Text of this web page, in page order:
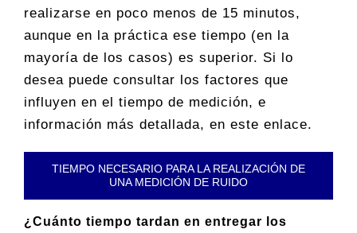
realizarse en poco menos de 15 minutos,
aunque en la práctica ese tiempo (en la
mayoría de los casos) es superior. Si lo
desea puede consultar los factores que
influyen en el tiempo de medición, e
información más detallada, en este enlace.
TIEMPO NECESARIO PARA LA REALIZACIÓN DE
UNA MEDICIÓN DE RUIDO
¿Cuánto tiempo tardan en entregar los